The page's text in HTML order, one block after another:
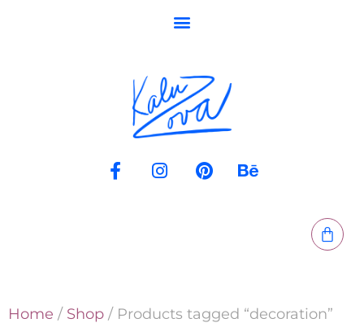
Home / Shop / Products tagged “decoration”